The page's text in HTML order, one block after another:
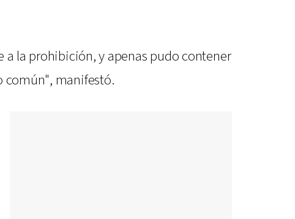
a la prohibición, y apenas pudo contener
común", manifestó.